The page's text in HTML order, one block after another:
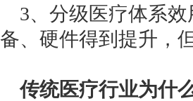
3、分级医疗体系效
备、硬件得到提升，
传统医疗行业为什